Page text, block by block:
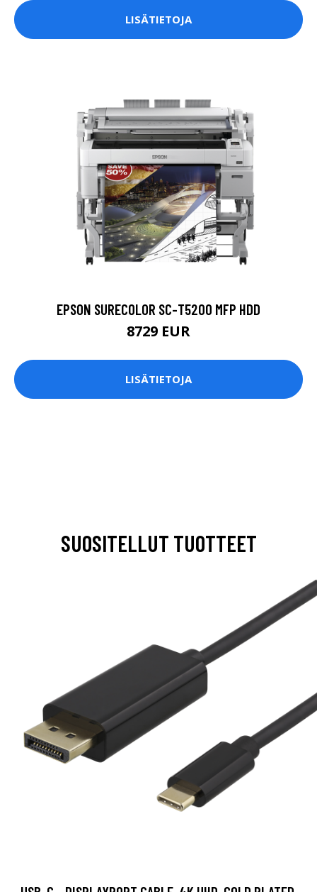
LISÄTIETOJA
EPSON SURECOLOR SC-T5200 MFP HDD
8729 EUR
LISÄTIETOJA
SUOSITELLUT TUOTTEET